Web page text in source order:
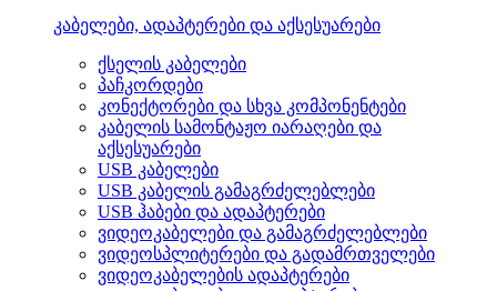
კაბელები, ადაპტერები და აქსესუარები
ქსელის კაბელები
პაჩკორდები
კონექტორები და სხვა კომპონენტები
კაბელის სამონტაჟო იარაღები და
აქსესუარები
USB კაბელები
USB კაბელის გამაგრძელებლები
USB ჰაბები და ადაპტერები
ვიდეოკაბელები და გამაგრძელებლები
ვიდეოსპლიტერები და გადამრთველები
ვიდეოკაბელების ადაპტერები